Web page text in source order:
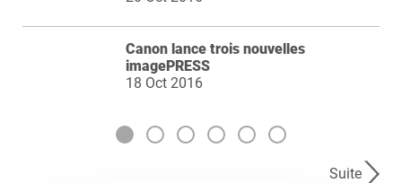
Canon lance trois nouvelles
imagePRESS
18 Oct 2016
Suite